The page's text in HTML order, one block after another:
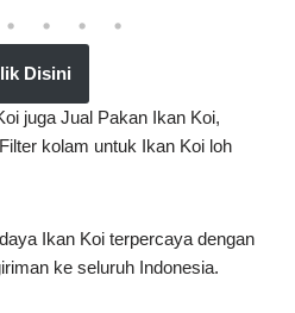
Disini
juga Jual Pakan Ikan Koi,
kolam untuk Ikan Koi loh
Ikan Koi terpercaya dengan
ke seluruh Indonesia.